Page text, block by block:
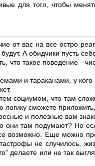
для того, чтобы
от вас на все остро
А обидчики пусть
что такое поведение -
и тараканами, у
социумом, что там
сможете
и полезные вам
они там подумают? Но
возможно. Еще можно
не случилось,
делаете или не так